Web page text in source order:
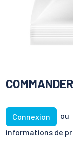
COMMANDER
Connexion ou
informations de